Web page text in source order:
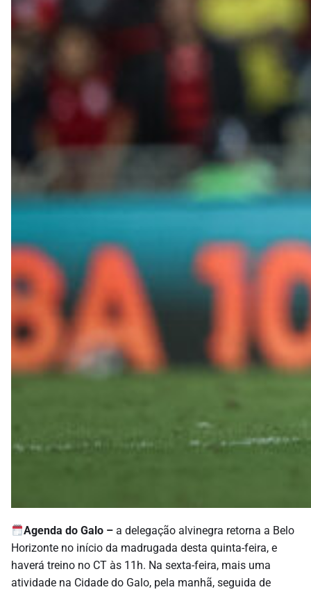
Agenda do Galo –a delegação alvinegra retorna a Belo
Horizonte no início da madrugada desta quinta-feira, e
haverá treino no CT às 11h. Na sexta-feira, mais uma
atividade na Cidade do Galo, pela manhã, seguida de